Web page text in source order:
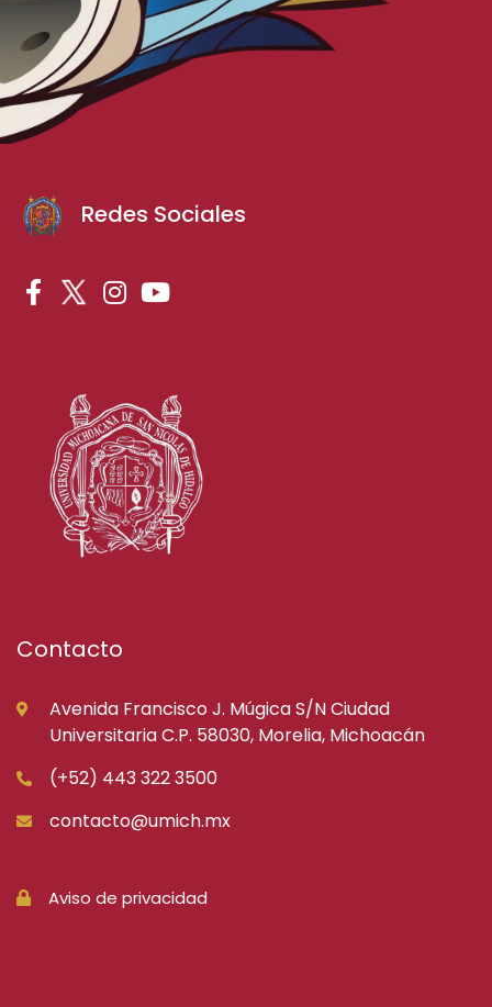
Redes Sociales
Contacto
Avenida Francisco J. Múgica S/N Ciudad
Universitaria C.P. 58030, Morelia, Michoacán
(+52) 443 322 3500
contacto@umich.mx
Aviso de privacidad